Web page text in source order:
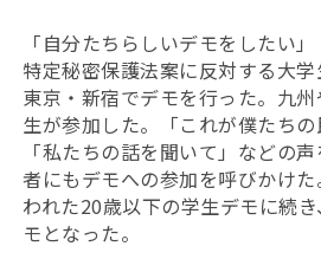
「自分たちらしいデモをしたい」
特定秘密保護法案に反対する大学
東京・新宿でデモを行った。九
生が参加した。「これが僕たちの
「私たちの話を聞いて」などの
者にもデモへの参加を呼びかけ
われた20歳以下の学生デモに続
モとなった。